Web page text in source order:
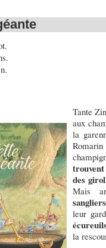
Tante
aux
la
trouvent
des
Mais
sangliers
leur
la